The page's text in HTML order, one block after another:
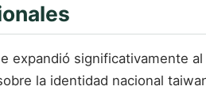
expandió significativamente
la identidad nacional